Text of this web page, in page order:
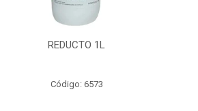
REDUCTO 1L
Código: 6573